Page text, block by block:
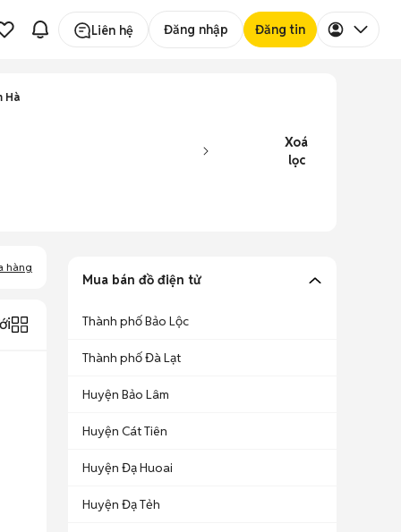
Liên hệ Đăng nhập Đăng tin
Hà
Xoá
lọc
hàng
Mua bán đồ điện tử
Thành phố Bảo Lộc
Thành phố Đà Lạt
Huyện Bảo Lâm
Huyện Cát Tiên
Huyện Đạ Huoai
Huyện Đạ Tẻh